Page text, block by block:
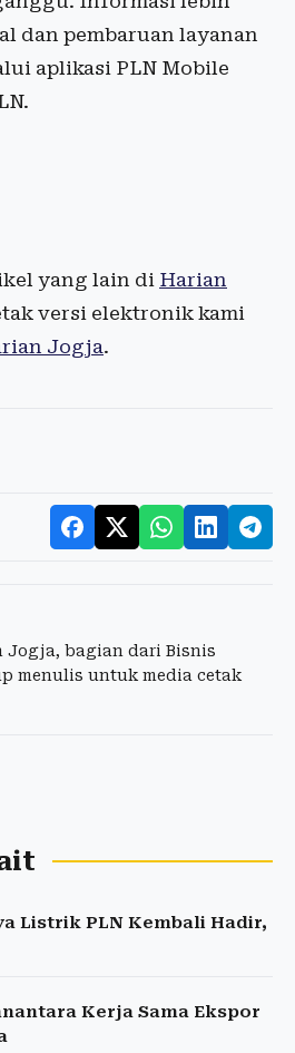
dan pembaruan layanan
aplikasi PLN Mobile
yang lain di Harian
versi elektronik kami
Jogja.
Jogja, bagian dari Bisnis
menulis untuk media cetak
Listrik PLN Kembali Hadir,
Kerja Sama Ekspor